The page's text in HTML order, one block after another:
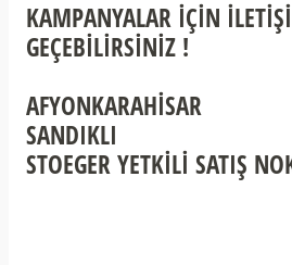
KAMPANYALAR İÇİN
GEÇEBİLİRSİNİZ !
AFYONKARAHİSAR
SANDIKLI
STOEGER YETKİLİ SATIŞ